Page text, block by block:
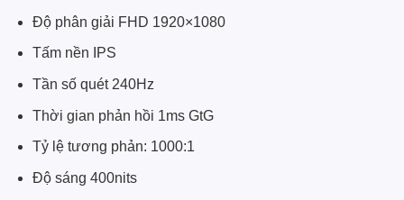
Độ phân giải FHD 1920×1080
Tấm nền IPS
Tần số quét 240Hz
Thời gian phản hồi 1ms GtG
Tỷ lệ tương phản: 1000:1
Độ sáng 400nits